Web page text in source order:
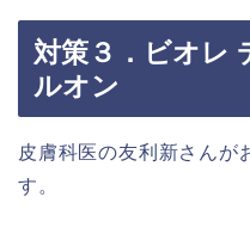
対策３．ビオレ
ルオン
皮膚科医の友利新さんが
す。